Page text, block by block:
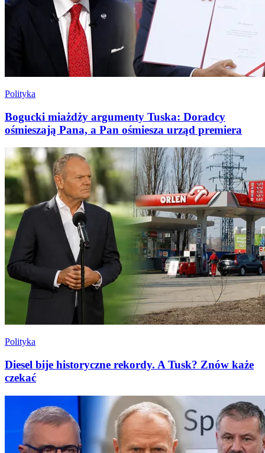
Polityka
Bogucki miażdży argumenty Tuska: Doradcy
ośmieszają Pana, a Pan ośmiesza urząd premiera
Polityka
Diesel bije historyczne rekordy. A Tusk? Znów każe
czekać